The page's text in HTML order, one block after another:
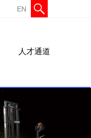
EN
人才通道